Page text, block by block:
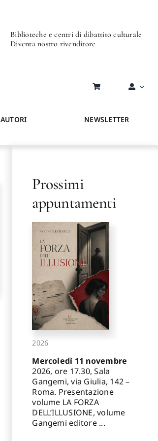
Biblioteche e centri di dibattito culturale
Diventa nostro rivenditore
AUTORI NEWSLETTER
Prossimi
appuntamenti
2026
Mercoledì 11 novembre
2026, ore 17.30, Sala
Gangemi, via Giulia, 142 –
Roma. Presentazione
volume LA FORZA
DELL’ILLUSIONE, volume
Gangemi editore ...